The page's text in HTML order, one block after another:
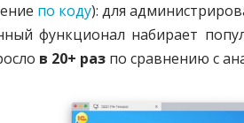
по коду): для
функционал набирает
в 20+ раз по сравнению с